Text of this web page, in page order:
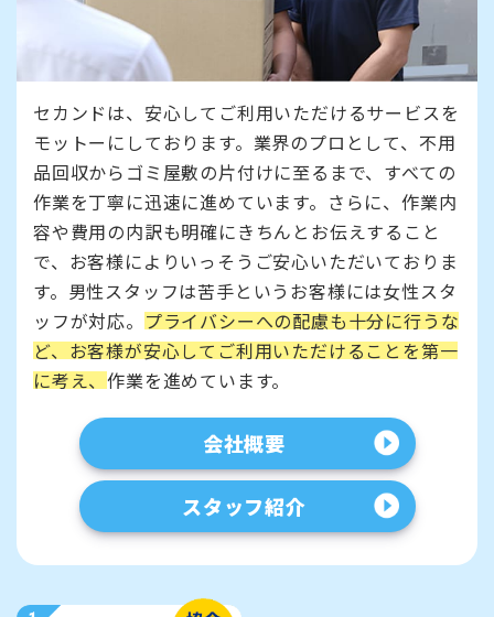
セカンドは、安心してご利用いただけるサービスを
モットーにしております。業界のプロとして、不用
品回収からゴミ屋敷の片付けに至るまで、すべての
作業を丁寧に迅速に進めています。さらに、作業内
容や費用の内訳も明確にきちんとお伝えすること
で、お客様によりいっそうご安心いただいておりま
す。男性スタッフは苦手というお客様には女性スタ
ッフが対応。 プライバシーへの配慮も十分に行うな
ど、お客様が安心してご利用いただけることを第一
に考え、作業を進めています。
会社概要
スタッフ紹介